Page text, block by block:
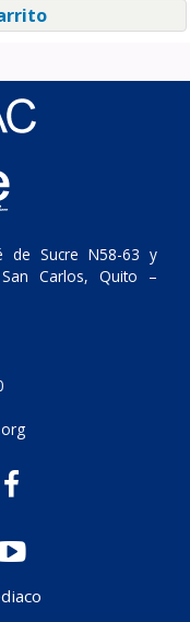
de Sucre N58-63 y
Carlos, Quito –